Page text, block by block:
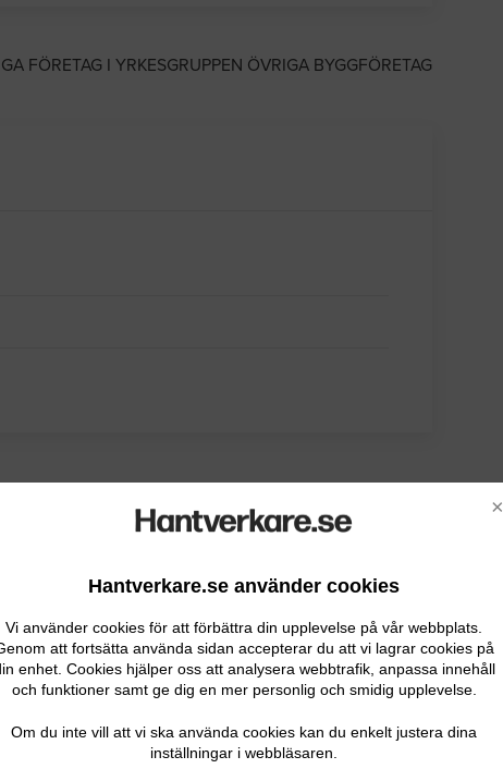
×
Hantverkare.se använder cookies
Vi använder cookies för att förbättra din upplevelse på vår webbplats.
att fortsätta använda sidan accepterar du att vi lagrar cookies på
enhet. Cookies hjälper oss att analysera webbtrafik, anpassa innehåll
och funktioner samt ge dig en mer personlig och smidig upplevelse.
Om du inte vill att vi ska använda cookies kan du enkelt justera dina
inställningar i webbläsaren.
FÖRETAG I YRKESGRUPPEN ÖVRIGA BYGGFÖRETAG